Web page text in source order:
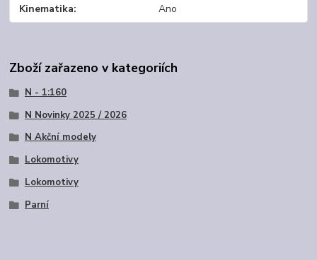
Kinematika Ano
Zboží zařazeno v kategoriích
N - 1:160
N Novinky 2025 / 2026
N Akční modely
Lokomotivy
Lokomotivy
Parní